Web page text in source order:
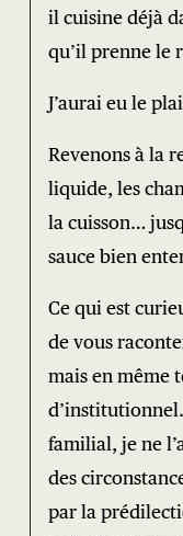
il cuisine déjà
qu’il prenne le
J’aurai eu le
Revenons à la
liquide, les
la cuisson…
sauce bien
Ce qui est
de vous
mais en même
familial, je ne
des
par la